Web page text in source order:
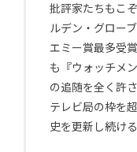
批評家たちもこ
ルデン・グロー
エミー賞最多受
も『ウォッチメ
の追随を全く許
テレビ局の枠を
史を更新し続け